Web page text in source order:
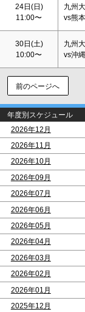
24日(日)
11:00〜
九州
vs熊
30日(土)
10:00〜
九州
vs沖
前のページへ
年度別スケジュール
2026年12月
2026年11月
2026年10月
2026年09月
2026年07月
2026年06月
2026年05月
2026年04月
2026年03月
2026年02月
2026年01月
2025年12月